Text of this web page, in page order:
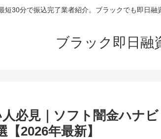
短30分で振込完了業者紹介。ブラックでも即日融
ブラック即日融
必見｜ソフト闇金ハナビ
2026年最新】